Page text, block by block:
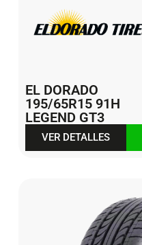
EL DORADO
195/65R15 91H
LEGEND GT3
VER DETALLES